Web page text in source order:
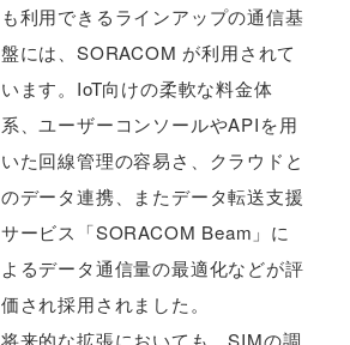
も利用できるラインアップの通信基
盤には、SORACOM が利用されて
います。IoT向けの柔軟な料金体
系、ユーザーコンソールやAPIを用
いた回線管理の容易さ、クラウドと
のデータ連携、またデータ転送支援
サービス「SORACOM Beam」に
よるデータ通信量の最適化などが評
価され採用されました。
将来的な拡張においても、SIMの調